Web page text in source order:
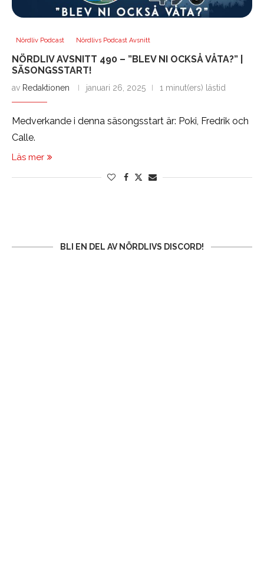
Nördliv Podcast Nördlivs Podcast Avsnitt
NÖRDLIV AVSNITT 490 – ”BLEV NI OCKSÅ VÅTA?” |
SÄSONGSSTART!
av Redaktionen januari 26, 2025 1 minut(ers) lästid
Medverkande i denna säsongsstart är: Poki, Fredrik och
Calle.
Läs mer
BLI EN DEL AV NÖRDLIVS DISCORD!